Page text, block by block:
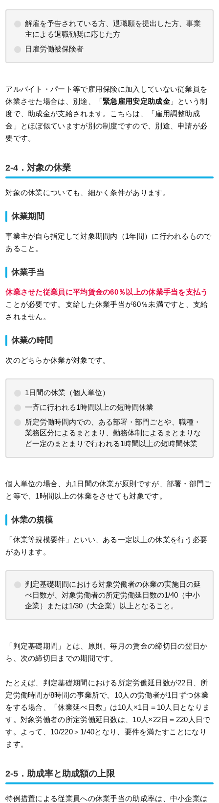
解雇を予告されている方、退職願を提出した方、事業
主による退職勧奨に応じた方
日雇労働被保険者
アルバイト・パート等で雇用保険に加入していない従業員を
休業させた場合は、別途、「緊急雇用安定助成金」という制
度で、助成金が支給されます。こちらは、「雇用調整助成
金」とほぼ似ていますが別の制度ですので、別途、申請が必
要です。
2-4．対象の休業
対象の休業についても、細かく条件があります。
休業期間
事業主が自ら指定して対象期間内（1年間）に行われるもので
あること。
休業手当
休業させた従業員に平均賃金の60％以上の休業手当を支払う
ことが必要です。支給した休業手当が60％未満ですと、支給
されません。
休業の時間
次のどちらか休業が対象です。
1日間の休業（個人単位）
一斉に行われる1時間以上の短時間休業
所定労働時間内での、ある部署・部門ごとや、職種・
業務区分によるまとまり、勤務体制によるまとまりな
ど一定のまとまりで行われる1時間以上の短時間休業
個人単位の場合、丸1日間の休業が原則ですが、部署・部門ご
と等で、1時間以上の休業をさせても対象です。
休業の規模
「休業等規模要件」といい、ある一定以上の休業を行う必要
があります。
判定基礎期間における対象労働者の休業の実施日の延
べ日数が、対象労働者の所定労働延日数の1/40（中小
企業）または1/30（大企業）以上となること。
「判定基礎期間」とは、原則、毎月の賃金の締切日の翌日か
ら、次の締切日までの期間です。
たとえば、判定基礎期間における所定労働延日数が22日、所
定労働時間が8時間の事業所で、10人の労働者が1日ずつ休業
をする場合、「休業延べ日数」は10人×1日＝10人日となりま
す。対象労働者の所定労働延日数は、10人×22日＝220人日で
す。よって、10/220＞1/40となり、要件を満たすことになり
ます。
2-5．助成率と助成額の上限
特例措置による従業員への休業手当の助成率は、中小企業は